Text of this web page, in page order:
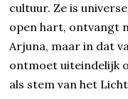
cultuur. Ze is
open hart, ontvangt
Arjuna, maar in dat
ontmoet uiteindelijk
als stem van het